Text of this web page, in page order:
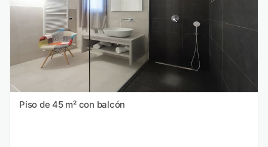
Piso de 45 m² con balcón